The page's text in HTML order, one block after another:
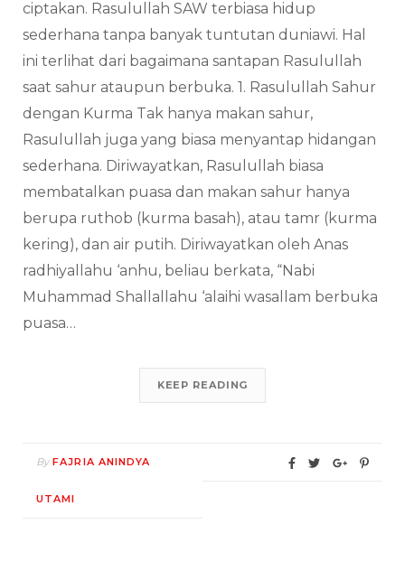
ciptakan. Rasulullah SAW terbiasa hidup
sederhana tanpa banyak tuntutan duniawi. Hal
ini terlihat dari bagaimana santapan Rasulullah
saat sahur ataupun berbuka. 1. Rasulullah Sahur
dengan Kurma Tak hanya makan sahur,
Rasulullah juga yang biasa menyantap hidangan
sederhana. Diriwayatkan, Rasulullah biasa
membatalkan puasa dan makan sahur hanya
berupa ruthob (kurma basah), atau tamr (kurma
kering), dan air putih. Diriwayatkan oleh Anas
radhiyallahu ‘anhu, beliau berkata, “Nabi
Muhammad Shallallahu ‘alaihi wasallam berbuka
puasa…
KEEP READING
By FAJRIA ANINDYA
UTAMI